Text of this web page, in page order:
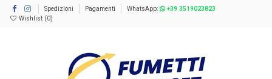
Spedizioni Pagamenti WhatsApp:
+39 3519023823
Wishlist (0)